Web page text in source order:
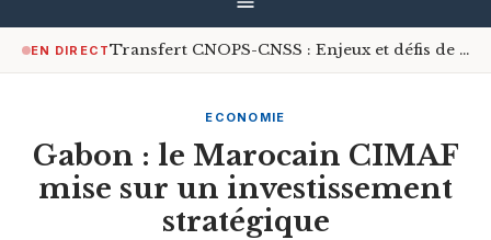
EN DIRECT Transfert CNOPS-CNSS : Enjeux et défis de la couverture médicale universelle
ECONOMIE
Gabon : le Marocain CIMAF
mise sur un investissement
stratégique